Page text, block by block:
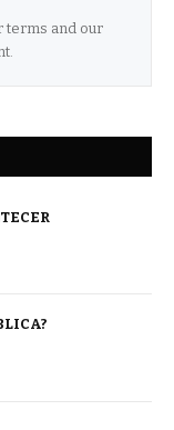
terms and our